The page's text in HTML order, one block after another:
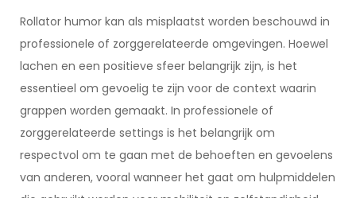
Rollator humor kan als misplaatst worden beschouwd in
professionele of zorggerelateerde omgevingen. Hoewel
lachen en een positieve sfeer belangrijk zijn, is het
essentieel om gevoelig te zijn voor de context waarin
grappen worden gemaakt. In professionele of
zorggerelateerde settings is het belangrijk om
respectvol om te gaan met de behoeften en gevoelens
van anderen, vooral wanneer het gaat om hulpmiddelen